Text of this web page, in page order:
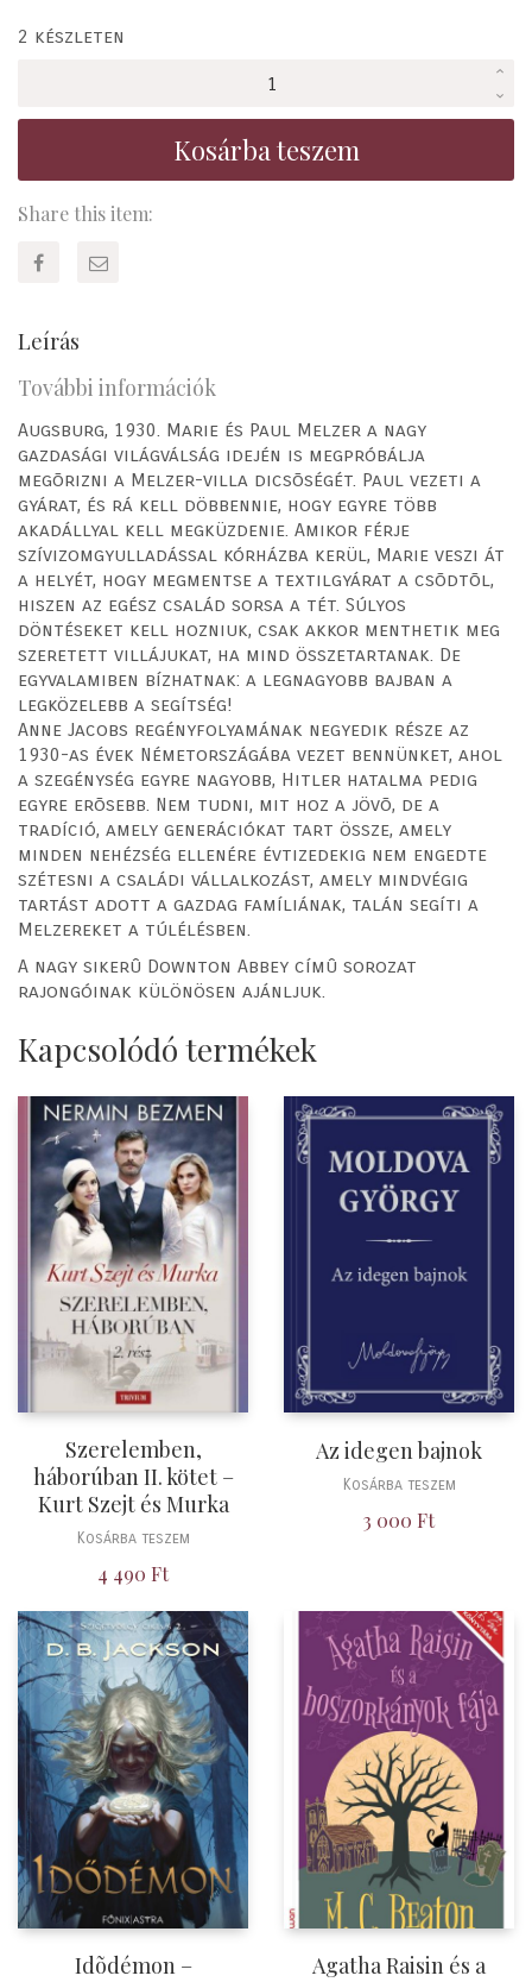
2 készleten
villába
Kosárba teszem
Share this item:
Leírás
További információk
Augsburg, 1930. Marie és Paul Melzer a nagy
gazdasági világválság idején is megpróbálja
megõrizni a Melzer-villa dicsõségét. Paul vezeti a
gyárat, és rá kell döbbennie, hogy egyre több
akadállyal kell megküzdenie. Amikor férje
szívizomgyulladással kórházba kerül, Marie veszi át
a helyét, hogy megmentse a textilgyárat a csõdtõl,
hiszen az egész család sorsa a tét. Súlyos
döntéseket kell hozniuk, csak akkor menthetik meg
szeretett villájukat, ha mind összetartanak. De
egyvalamiben bízhatnak: a legnagyobb bajban a
legközelebb a segítség!
Anne Jacobs regényfolyamának negyedik része az
1930-as évek Németországába vezet bennünket, ahol
a szegénység egyre nagyobb, Hitler hatalma pedig
egyre erõsebb. Nem tudni, mit hoz a jövõ, de a
tradíció, amely generációkat tart össze, amely
minden nehézség ellenére évtizedekig nem engedte
szétesni a családi vállalkozást, amely mindvégig
tartást adott a gazdag famíliának, talán segíti a
Melzereket a túlélésben.
A nagy sikerû Downton Abbey címû sorozat
rajongóinak különösen ajánljuk.
Kapcsolódó termékek
Szerelemben,
háborúban II. kötet –
Kurt Szejt és Murka
Kosárba teszem
4 490 Ft
Az idegen bajnok
Kosárba teszem
3 000 Ft
Idõdémon –
Agatha Raisin és a